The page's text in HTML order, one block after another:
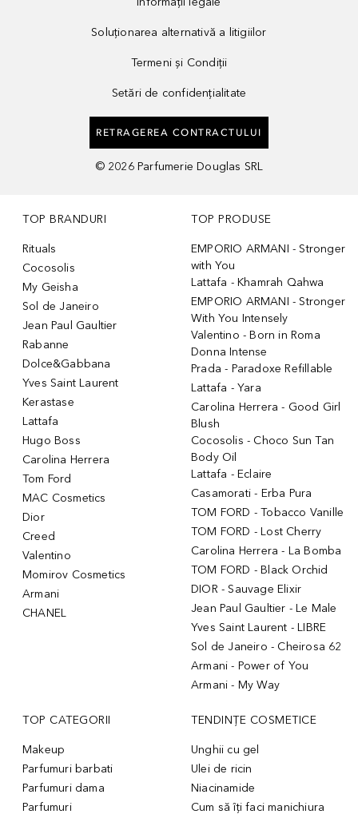
Soluționarea alternativă a litigiilor
Termeni și Condiții
Setări de confidențialitate
RETRAGEREA CONTRACTULUI
© 2026 Parfumerie Douglas SRL
TOP BRANDURI
Rituals
Cocosolis
My Geisha
Sol de Janeiro
Jean Paul Gaultier
Rabanne
Dolce&Gabbana
Yves Saint Laurent
Kerastase
Lattafa
Hugo Boss
Carolina Herrera
Tom Ford
MAC Cosmetics
Dior
Creed
Valentino
Momirov Cosmetics
Armani
CHANEL
TOP PRODUSE
EMPORIO ARMANI - Stronger
with You
Lattafa - Khamrah Qahwa
EMPORIO ARMANI - Stronger
With You Intensely
Valentino - Born in Roma
Donna Intense
Prada - Paradoxe Refillable
Lattafa - Yara
Carolina Herrera - Good Girl
Blush
Cocosolis - Choco Sun Tan
Body Oil
Lattafa - Eclaire
Casamorati - Erba Pura
TOM FORD - Tobacco Vanille
TOM FORD - Lost Cherry
Carolina Herrera - La Bomba
TOM FORD - Black Orchid
DIOR - Sauvage Elixir
Jean Paul Gaultier - Le Male
Yves Saint Laurent - LIBRE
Sol de Janeiro - Cheirosa 62
Armani - Power of You
Armani - My Way
TOP CATEGORII
Makeup
Parfumuri barbati
Parfumuri dama
Parfumuri
TENDINȚE COSMETICE
Unghii cu gel
Ulei de ricin
Niacinamide
Cum să îți faci manichiura